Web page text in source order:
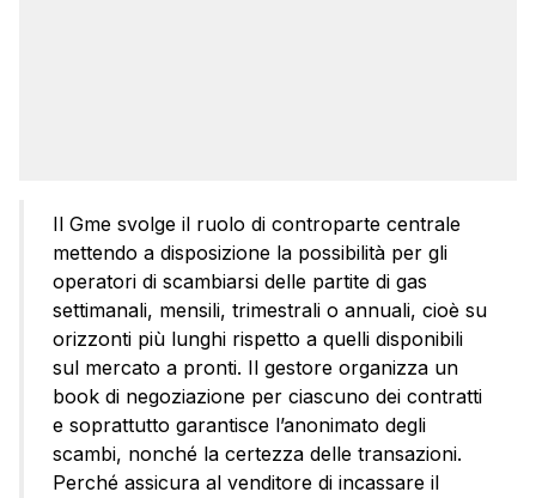
Il Gme svolge il ruolo di controparte centrale
mettendo a disposizione la possibilità per gli
operatori di scambiarsi delle partite di gas
settimanali, mensili, trimestrali o annuali, cioè su
orizzonti più lunghi rispetto a quelli disponibili
sul mercato a pronti. Il gestore organizza un
book di negoziazione per ciascuno dei contratti
e soprattutto garantisce l’anonimato degli
scambi, nonché la certezza delle transazioni.
Perché assicura al venditore di incassare il